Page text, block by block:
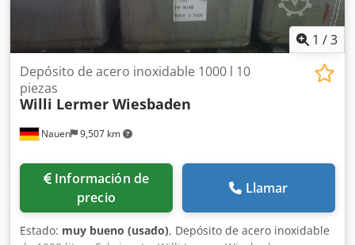
1 /3
Nauen 9,507 km
Depósito de acero inoxidable 1000 l 10
piezas
Willi Lermer Wiesbaden
Información de
precio
Llamar
Estado: muy bueno (usado), Depósito de acero inoxidable